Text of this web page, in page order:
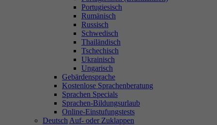
Portugiesisch
Rumänisch
Russisch
Schwedisch
Thailändisch
Tschechisch
Ukrainisch
Ungarisch
Gebärdensprache
Kostenlose Sprachenberatung
Sprachen Specials
Sprachen-Bildungsurlaub
Online-Einstufungstests
Deutsch Auf- oder Zuklappen